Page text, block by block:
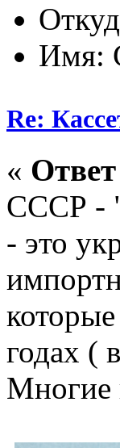
Имя:
Re:
«
СССР -
- это
годах (
Многие